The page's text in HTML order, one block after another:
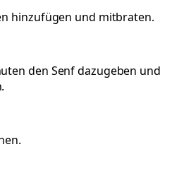
hinzufügen und mitbraten.
den Senf dazugeben und